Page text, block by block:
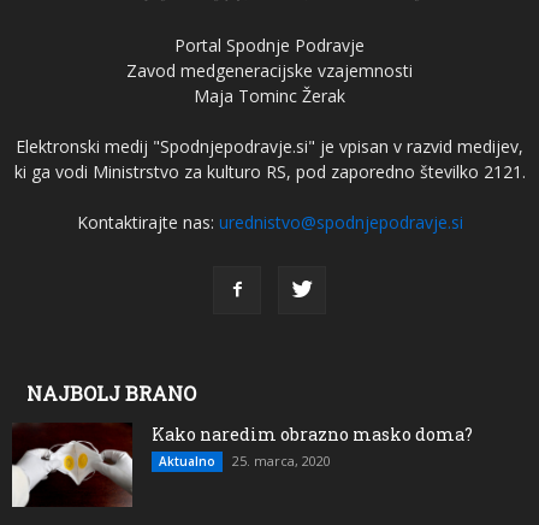
Portal Spodnje Podravje
Zavod medgeneracijske vzajemnosti
Maja Tominc Žerak
Elektronski medij "Spodnjepodravje.si" je vpisan v razvid medijev,
ki ga vodi Ministrstvo za kulturo RS, pod zaporedno številko 2121.
Kontaktirajte nas: urednistvo@spodnjepodravje.si
NAJBOLJ BRANO
Kako naredim obrazno masko doma?
Aktualno 25. marca, 2020